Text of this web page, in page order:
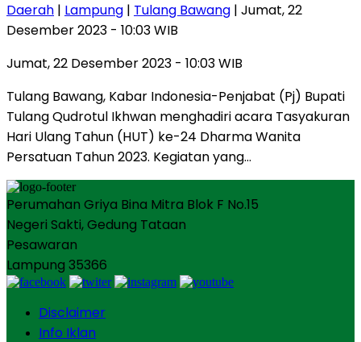
Daerah | Lampung | Tulang Bawang | Jumat, 22
Desember 2023 - 10:03 WIB
Jumat, 22 Desember 2023 - 10:03 WIB
Tulang Bawang, Kabar Indonesia-Penjabat (Pj) Bupati
Tulang Qudrotul Ikhwan menghadiri acara Tasyakuran
Hari Ulang Tahun (HUT) ke-24 Dharma Wanita
Persatuan Tahun 2023. Kegiatan yang…
Perumahan Griya Bina Mitra Blok F No.15
Negeri Sakti, Gedung Tataan
Pesawaran
Lampung 35366
Disclaimer
Info Iklan